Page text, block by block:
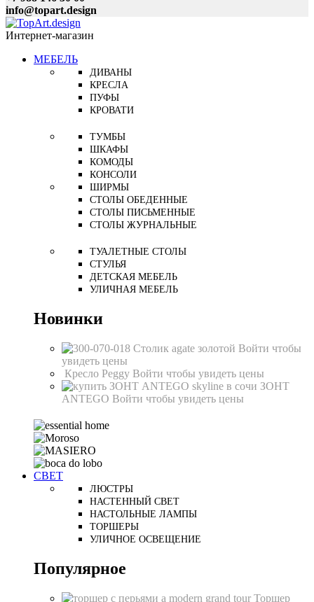
info@topart.design
Интернет-магазин
МЕБЕЛЬ
ДИВАНЫ
КРЕСЛА
ПУФЫ
КРОВАТИ
ТУМБЫ
ШКАФЫ
КОМОДЫ
КОНСОЛИ
ШИРМЫ
СТОЛЫ ОБЕДЕННЫЕ
СТОЛЫ ПИСЬМЕННЫЕ
СТОЛЫ ЖУРНАЛЬНЫЕ
ТУАЛЕТНЫЕ СТОЛЫ
СТУЛЬЯ
ДЕТСКАЯ МЕБЕЛЬ
УЛИЧНАЯ МЕБЕЛЬ
Новинки
Столик agate золотой Войти чтобы
увидеть цены
Кресло Peggy Войти чтобы увидеть цены
ЗОНТ
ANTEGO Войти чтобы увидеть цены
СВЕТ
ЛЮСТРЫ
НАСТЕННЫЙ СВЕТ
НАСТОЛЬНЫЕ ЛАМПЫ
ТОРШЕРЫ
УЛИЧНОЕ ОСВЕЩЕНИЕ
Популярное
Торшер